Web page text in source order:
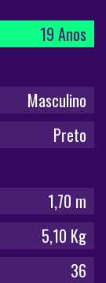
19 Anos
Masculino
Preto
1,70 m
5,10 Kg
36